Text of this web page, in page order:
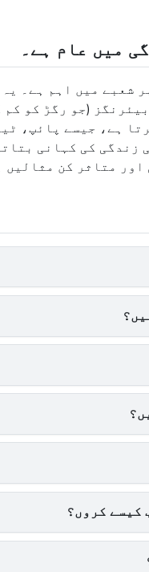
میں عام ہے۔
شعبے میں اہم ہے۔
ہے، جیسے پائپ،
کی کہانی
متاثر کن مثالیں
کیسے کروں؟